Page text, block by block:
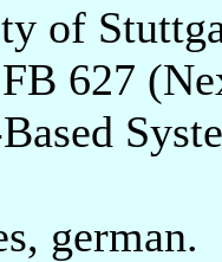
of
627
german.